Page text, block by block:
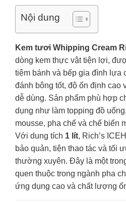
Nội dung
Kem tươi Whipping Cream
dòng kem thực vật tiện lợi,
tiệm bánh và bếp gia đình lựa
đánh bông tốt, độ ổn định cao
dễ dùng. Sản phẩm phù hợp
dụng như làm topping đồ
mousse, pha chế và chế biến
Với dung tích 1 lít, Rich’s
bảo quản, tiện thao tác và tối
thường xuyên. Đây là một
quen thuộc trong ngành pha
ứng dụng cao và chất lượng